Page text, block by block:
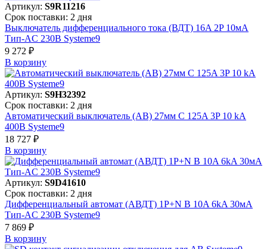
Артикул: S9R11216
Срок поставки: 2 дня
Выключатель дифференциального тока (ВДТ) 16A 2P 10мА
Тип-AC 230В Systeme9
9 272 ₽
В корзинy
Артикул: S9H32392
Срок поставки: 2 дня
Автоматический выключатель (АВ) 27мм C 125A 3P 10 kA
400В Systeme9
18 727 ₽
В корзинy
Артикул: S9D41610
Срок поставки: 2 дня
Дифференциальный автомат (АВДТ) 1P+N B 10A 6kA 30мА
Тип-AC 230В Systeme9
7 869 ₽
В корзинy